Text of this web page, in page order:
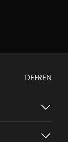
DEFREN